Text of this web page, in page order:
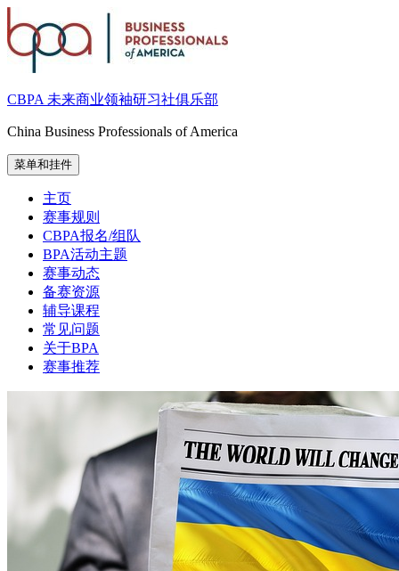
至
内
CBPA 未来商业领袖研习社俱乐部
China Business Professionals of America
菜单和挂件
主页
赛事规则
CBPA报名/组队
BPA活动主题
赛事动态
备赛资源
辅导课程
常见问题
关于BPA
赛事推荐